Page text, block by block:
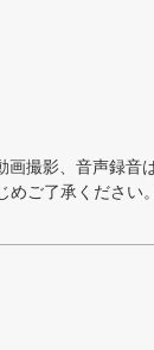
撮影、音声録音
ご了承くださ